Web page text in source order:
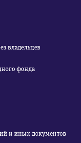
владельцев
фонда
и иных документов